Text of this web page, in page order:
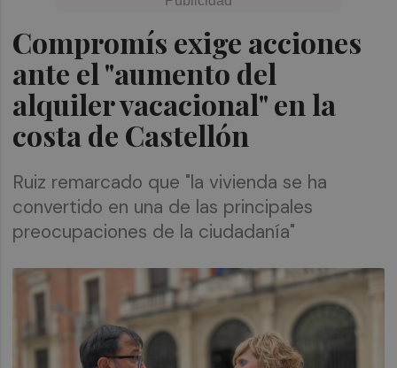
Compromís exige acciones
ante el "aumento del
alquiler vacacional" en la
costa de Castellón
Ruiz remarcado que "la vivienda se ha
convertido en una de las principales
preocupaciones de la ciudadanía"